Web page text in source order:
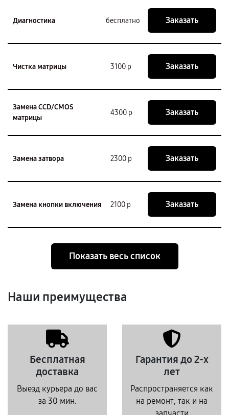
Диагностика бесплатно Заказать
Чистка матрицы 3100 р Заказать
Замена CCD/CMOS
матрицы
4300 р Заказать
Замена затвора 2300 р Заказать
Замена кнопки включения 2100 р Заказать
Показать весь список
Наши преимущества
Бесплатная
доставка
Выезд курьера до вас
за 30 мин.
Гарантия до 2-х
лет
Распространяется как
на ремонт, так и на